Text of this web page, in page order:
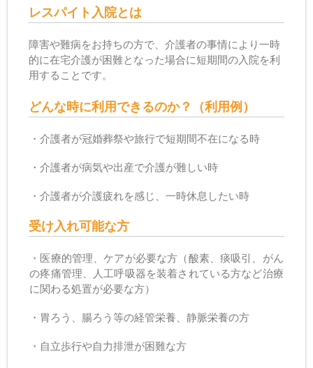
レスパイト入院とは
障害や難病をお持ちの方で、介護者の事情により一時
的に在宅介護が困難となった場合に短期間の入院を利
用することです。
どんな時に利用できるのか？（利用例）
・介護者が冠婚葬祭や旅行で短期間不在になる時
・介護者が病気や出産で介護が難しい時
・介護者が介護疲れを感じ、一時休息したい時
受け入れ可能な方
・医療的管理、ケアが必要な方（酸素、痰吸引、がん
の疼痛管理、人工呼吸器を装着されている方など治療
に関わる処置が必要な方）
・胃ろう、腸ろう等の経管栄養、静脈栄養の方
・自立歩行や自力排泄が困難な方